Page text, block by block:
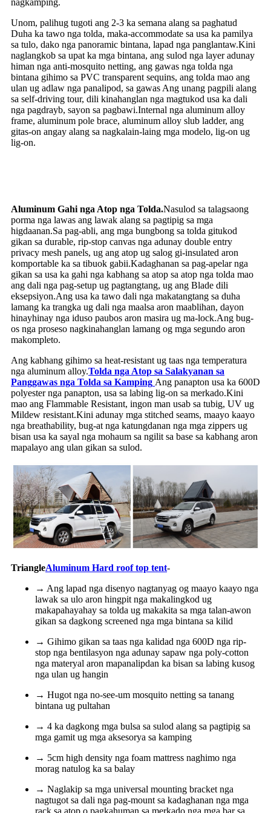
Unom, palihug tugoti ang 2-3 ka semana alang sa paghatud
Duha ka tawo nga tolda, maka-accommodate sa usa ka pamilya
sa tulo, dako nga panoramic bintana, lapad nga panglantaw.Kini
naglangkob sa upat ka mga bintana, ang sulod nga layer adunay
himan nga anti-mosquito netting, ang gawas nga tolda nga
bintana gihimo sa PVC transparent sequins, ang tolda mao ang
ulan ug adlaw nga panalipod, sa gawas Ang unang pagpili alang
sa self-driving tour, dili kinahanglan nga magtukod usa ka dali
nga pagdrayb, sayon ​​​​sa pagbawi.Internal nga aluminum alloy
frame, aluminum pole brace, aluminum alloy slub ladder, ang
gitas-on angay alang sa nagkalain-laing mga modelo, lig-on ug
lig-on.
Aluminum Gahi nga Atop nga Tolda.Nasulod sa talagsaong
porma nga lawas ang lawak alang sa pagtipig sa mga
higdaanan.Sa pag-abli, ang mga bungbong sa tolda gitukod
gikan sa durable, rip-stop canvas nga adunay double entry
privacy mesh panels, ug ang atop ug salog gi-insulated aron
komportable ka sa tibuok gabii.Kadaghanan sa pag-apelar nga
gikan sa usa ka gahi nga kabhang sa atop sa atop nga tolda mao
ang dali nga pag-setup ug pagtangtang, ug ang Blade dili
eksepsiyon.Ang usa ka tawo dali nga makatangtang sa duha
lamang ka trangka ug dali nga maalsa aron maablihan, dayon
hinayhinay nga iduso paubos aron masira ug ma-lock.Ang bug-
os nga proseso nagkinahanglan lamang og mga segundo aron
makompleto.
Ang kabhang gihimo sa heat-resistant ug taas nga temperatura
nga aluminum alloy.Tolda nga Atop sa Salakyanan sa
Panggawas nga Tolda sa Kamping Ang panapton usa ka 600D
polyester nga panapton, usa sa labing lig-on sa merkado.Kini
mao ang Flammable Resistant, ingon man usab sa tubig, UV ug
Mildew resistant.Kini adunay mga stitched seams, maayo kaayo
nga breathability, bug-at nga katungdanan nga mga zippers ug
bisan usa ka sayal nga mohaum sa ngilit sa base sa kabhang aron
mapalayo ang ulan gikan sa sulod.
TriangleAluminum Hard roof top tent-
→ Ang lapad nga disenyo nagtanyag og maayo kaayo nga
lawak sa ulo aron hingpit nga makalingkod ug
makapahayahay sa tolda ug makakita sa mga talan-awon
gikan sa dagkong screened nga mga bintana sa kilid
→ Gihimo gikan sa taas nga kalidad nga 600D nga rip-
stop nga bentilasyon nga adunay sapaw nga poly-cotton
nga materyal aron mapanalipdan ka bisan sa labing kusog
nga ulan ug hangin
→ Hugot nga no-see-um mosquito netting sa tanang
bintana ug pultahan
→ 4 ka dagkong mga bulsa sa sulod alang sa pagtipig sa
mga gamit ug mga aksesorya sa kamping
→ 5cm high density nga foam mattress naghimo nga
morag natulog ka sa balay
→ Naglakip sa mga universal mounting bracket nga
nagtugot sa dali nga pag-mount sa kadaghanan nga mga